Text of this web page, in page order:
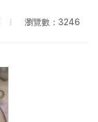
瀏覽數：3246